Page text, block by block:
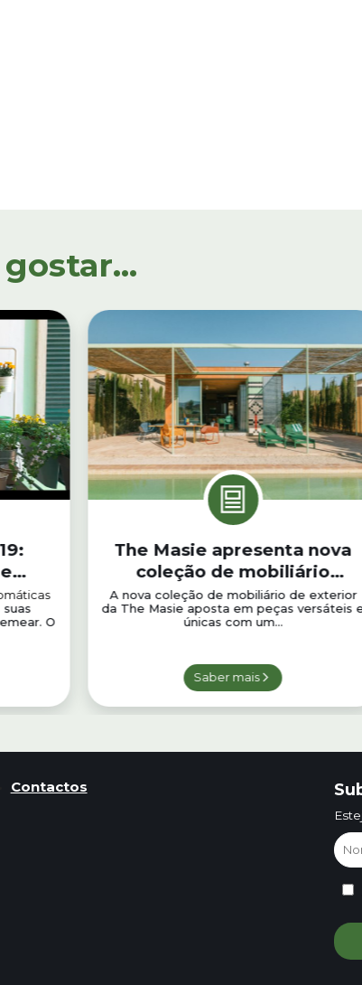
O
The Masie apresenta nova
coleção de mobiliário
exterior
A nova coleção de mobiliário de exterior
da The Masie aposta em peças versáteis
únicas com um...
Saber mais
Contactos